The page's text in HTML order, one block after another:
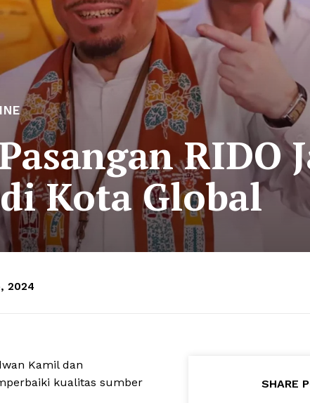
RIDO
Kota Global
2024
Kamil dan
kualitas sumber
SHARE